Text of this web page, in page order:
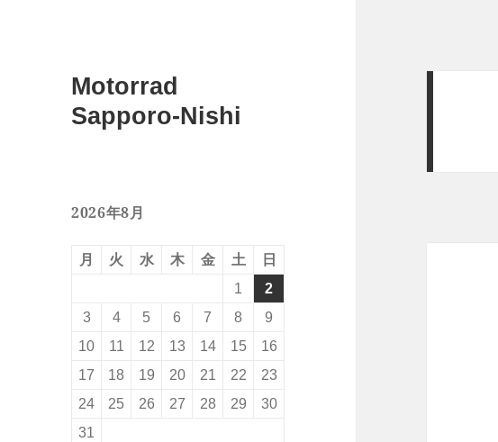
Motorrad
Sapporo-Nishi
2026年8月
月 火 水 木 金 土
日
1
2
3
4 5 6 7 8
9
10
11 12 13 14 15
16
17
18 19 20 21 22
23
24
25 26 27 28 29
30
31